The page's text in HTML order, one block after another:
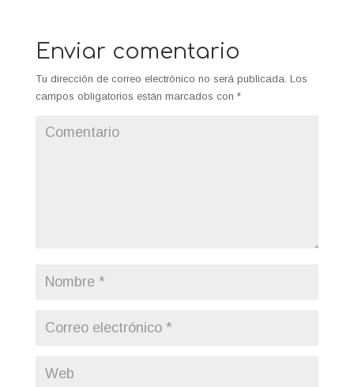
Enviar comentario
Tu dirección de correo electrónico no será publicada. Los
campos obligatorios están marcados con *